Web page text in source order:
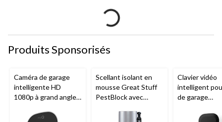
Produits Sponsorisés
Caméra de garage
intelligente HD
1080p à grand angle
nocturne, résistante
Scellant isolant en
mousse Great Stuff
PestBlock avec
intelligent, usage
Clavier vidéo
intelligent
de garage
nocturne,